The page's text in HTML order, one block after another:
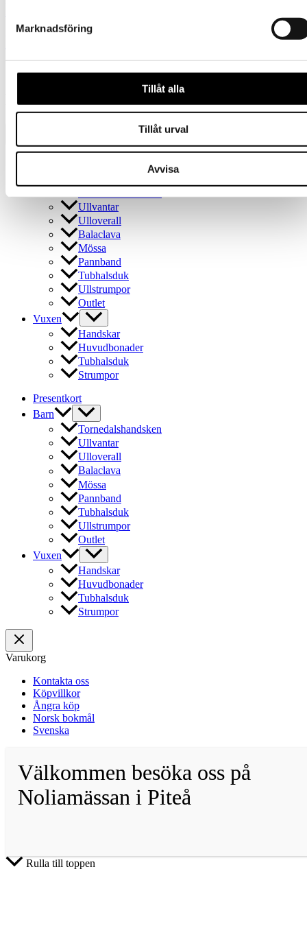
Marknadsföring
Tillåt alla
Tillåt urval
Avvisa
[instagram-feed feed=4]
Kundbetyg
Ullvantar
Ulloverall
Balaclava
Mössa
Pannband
Tubhalsduk
Ullstrumpor
Outlet
Vuxen
Handskar
Huvudbonader
Tubhalsduk
Strumpor
Presentkort
Barn
Tornedalshandsken
Ullvantar
Ulloverall
Balaclava
Mössa
Pannband
Tubhalsduk
Ullstrumpor
Outlet
Vuxen
Handskar
Huvudbonader
Tubhalsduk
Strumpor
Varukorg
Kontakta oss
Köpvillkor
Ångra köp
Norsk bokmål
Svenska
Välkommen besöka oss på
Noliamässan i Piteå
Rulla till toppen